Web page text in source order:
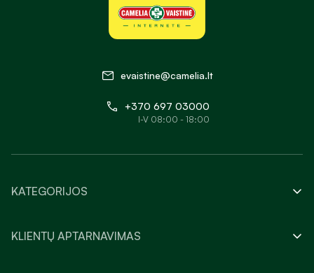
evaistine@camelia.lt
+370 697 03000
I-V 08:00 - 18:00
KATEGORIJOS
KLIENTŲ APTARNAVIMAS